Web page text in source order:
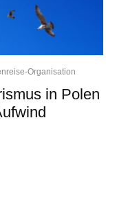
Organisation
in Polen